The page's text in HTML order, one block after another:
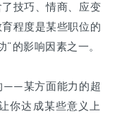
技巧、情商、应变
程度是某些职位的
的影响因素之一。
——某方面能力的超
你达成某些意义上